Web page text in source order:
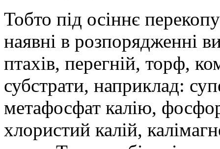
Тобто під осіннє
наявні в розпорядженні
птахів, перегній, торф,
субстрати, наприклад:
метафосфат калію,
хлористий калій,